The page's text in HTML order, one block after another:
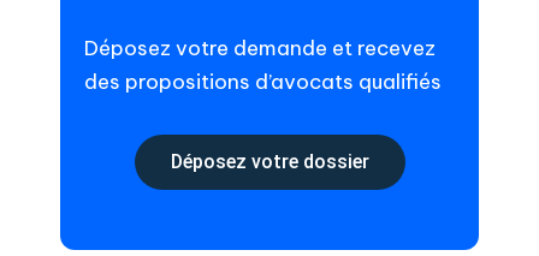
Déposez votre demande et recevez
des propositions d’avocats qualifiés
Déposez votre dossier